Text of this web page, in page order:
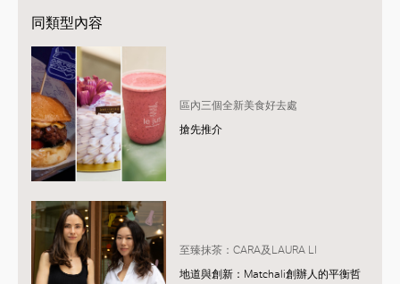
同類型內容
區內三個全新美食好去處
搶先推介
至臻抹茶：CARA及LAURA LI
地道與創新：Matchali創辦人的平衡哲